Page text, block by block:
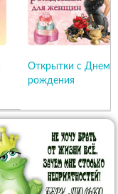
Открытки с Днем
рождения